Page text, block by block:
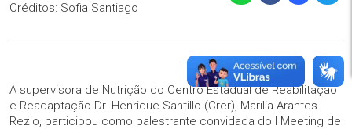
Créditos: Sofia Santiago
A supervisora de Nutrição do Centro Estadual de Reabilitação
e Readaptação Dr. Henrique Santillo (Crer), Marília Arantes
Rezio, participou como palestrante convidada do I Meeting de